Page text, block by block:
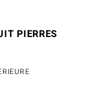
PIERRES